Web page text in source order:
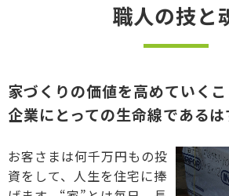
職人の技と
家づくりの価値を高めていく
企業にとっての生命線であるは
お客さまは何千万円もの投
資をして、人生を住宅に捧